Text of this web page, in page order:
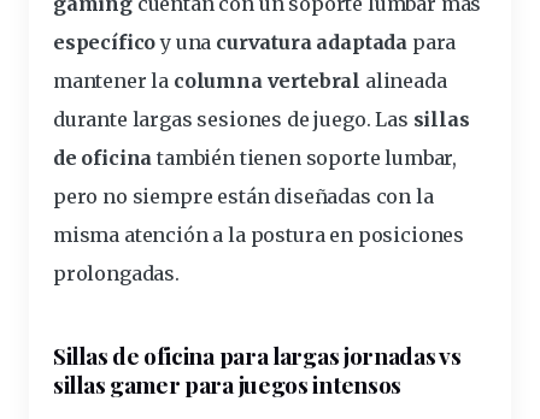
específicoy una curvatura adaptada para
mantener la columna vertebral alineada
durante largas sesiones de juego. Las sillas
de oficina también tienen soporte lumbar,
pero no siempre están diseñadas con la
misma atención a la postura en posiciones
prolongadas.
Sillas de oficina para largas jornadas vs
sillas gamer para juegos intensos